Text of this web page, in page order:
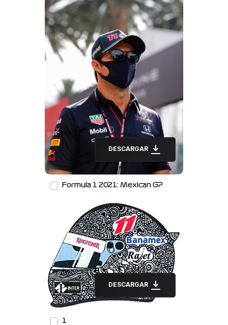
DESCARGAR
Formula 1 2021: Mexican GP
DESCARGAR
1